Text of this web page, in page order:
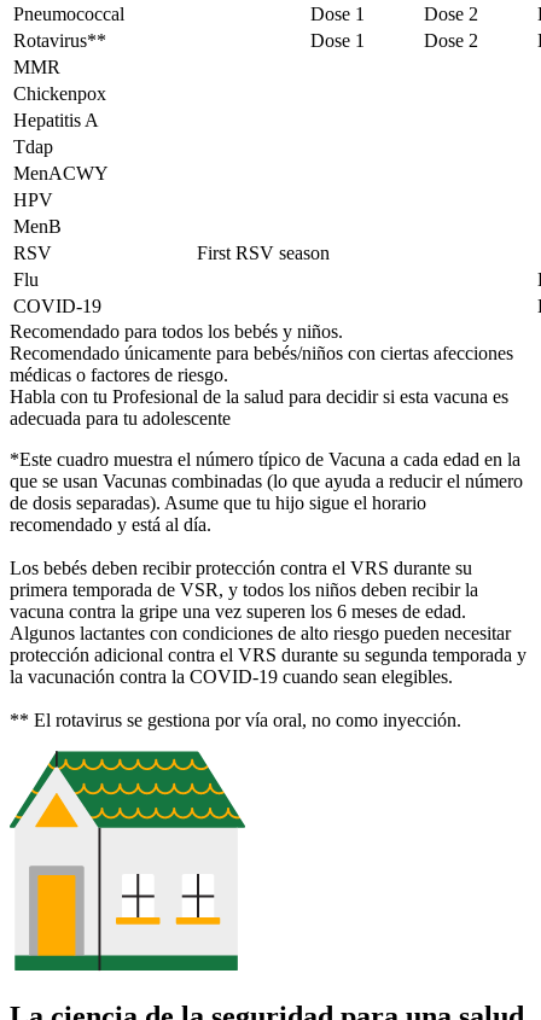
Pneumococcal
Dose 1 Dose 2
Rotavirus**
Dose 1 Dose 2
MMR
Chickenpox
Hepatitis A
Tdap
MenACWY
HPV
MenB
RSV
First RSV season
Flu
COVID-19
Recomendado para todos los bebés y niños.
Recomendado únicamente para bebés/niños con ciertas afecciones
médicas o factores de riesgo.
Habla con tu Profesional de la salud para decidir si esta vacuna es
adecuada para tu adolescente
*Este cuadro muestra el número típico de Vacuna a cada edad en la
que se usan Vacunas combinadas (lo que ayuda a reducir el número
de dosis separadas). Asume que tu hijo sigue el horario
recomendado y está al día.
Los bebés deben recibir protección contra el VRS durante su
primera temporada de VSR, y todos los niños deben recibir la
vacuna contra la gripe una vez superen los 6 meses de edad.
Algunos lactantes con condiciones de alto riesgo pueden necesitar
protección adicional contra el VRS durante su segunda temporada y
la vacunación contra la COVID-19 cuando sean elegibles.
** El rotavirus se gestiona por vía oral, no como inyección.